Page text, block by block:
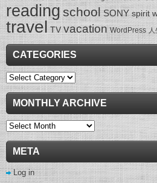
reading school SONY spirit
travel TV vacation WordPress 人
CATEGORIES
Categories
MONTHLY ARCHIVE
Monthly
Archive
META
Log in